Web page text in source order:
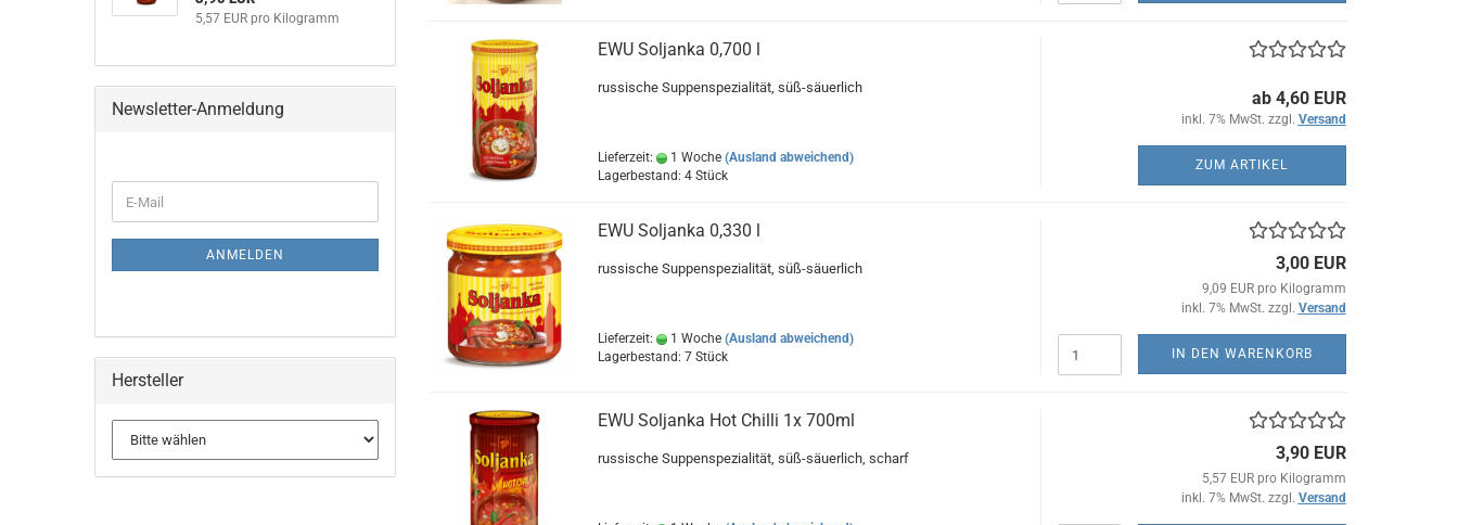
EWU Soljanka 0,700 l
russische Suppenspezialität, süß-säuerlich
Lieferzeit: 1 Woche (Ausland abweichend)
Lagerbestand: 4 Stück
ab 4,60 EUR
inkl. 7% MwSt. zzgl. Versand
ZUM ARTIKEL
EWU Soljanka 0,330 l
russische Suppenspezialität, süß-säuerlich
Lieferzeit: 1 Woche (Ausland abweichend)
Lagerbestand: 7 Stück
3,00 EUR
9,09 EUR pro Kilogramm
inkl. 7% MwSt. zzgl. Versand
IN DEN WARENKORB
EWU Soljanka Hot Chilli 1x 700ml
russische Suppenspezialität, süß-säuerlich, scharf 3,90 EUR
5,57 EUR pro Kilogramm
inkl. 7% MwSt. zzgl. Versand
5,57 EUR pro Kilogramm
Newsletter-Anmeldung
ZUR
E-
Mail
ANMELDEN
Hersteller